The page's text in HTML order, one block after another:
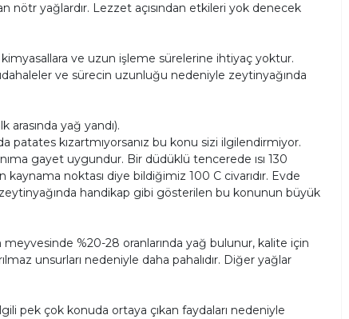
nötr yağlardır. Lezzet açısından etkileri yok denecek
ve uzun işleme sürelerine ihtiyaç yoktur.
ve sürecin uzunluğu nedeniyle zeytinyağında
yağ yandı).
kızartmıyorsanız bu konu sizi ilgilendirmiyor.
gayet uygundur. Bir düdüklü tencerede ısı 130
noktası diye bildiğimiz 100 C civarıdır. Evde
handikap gibi gösterilen bu konunun büyük
%20-28 oranlarında yağ bulunur, kalite için
unsurları nedeniyle daha pahalıdır. Diğer yağlar
pek çok konuda ortaya çıkan faydaları nedeniyle